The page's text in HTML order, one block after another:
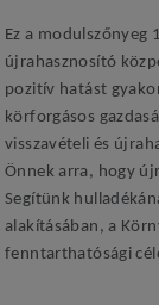
Ez a modulszőnyeg
újrahasznosító
pozitív hatást
körforgásos
visszavételi és
Önnek arra, hogy
Segítünk
alakításában, a
fenntarthatósági